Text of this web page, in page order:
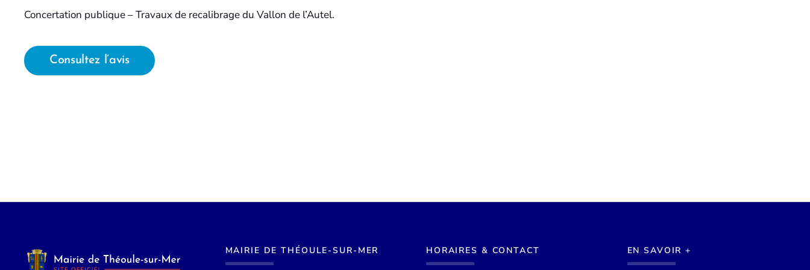
Concertation publique – Travaux de recalibrage du Vallon de l’Autel.
Consultez l’avis
MAIRIE DE THÉOULE-SUR-MER HORAIRES & CONTACT EN SAVOIR +